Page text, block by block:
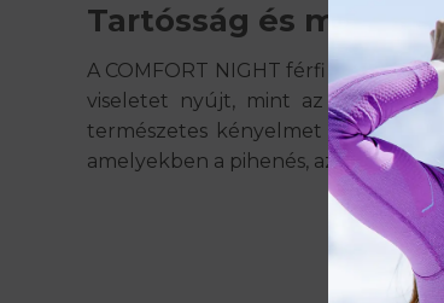
Tartósság és
A COMFORT NIGHT férfi rövid
viseletet nyújt, mint az első
természetes kényelmet és szabad
amelyekben a pihenés, az alvás és